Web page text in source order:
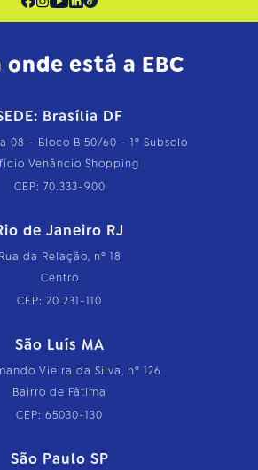
onde está a EBC
Brasília DF
08 - Bloco B 50/60 - 1º Subsolo
Venâncio Shopping
CEP: 70.333-900
de Janeiro RJ
Rua da Relação, nº 18
Centro
CEP: 20.231-110
São Luís MA
Vieira da Silva, nº 126
Bairro de Fátima
CEP: 65030-130
São Paulo SP